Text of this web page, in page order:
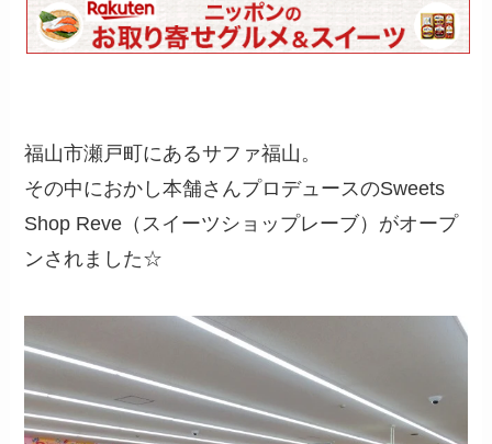
福山市瀬戸町にあるサファ福山。
その中におかし本舗さんプロデュースのSweets
Shop Reve（スイーツショップレーブ）がオープ
ンされました☆